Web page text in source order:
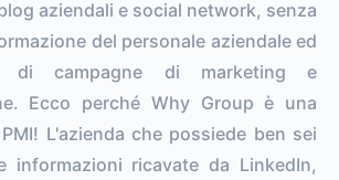
aziendali e social network, senza
del personale aziendale ed
di campagne di marketing e
Ecco perché Why Group è una
L'azienda che possiede ben sei
informazioni ricavate da LinkedIn,